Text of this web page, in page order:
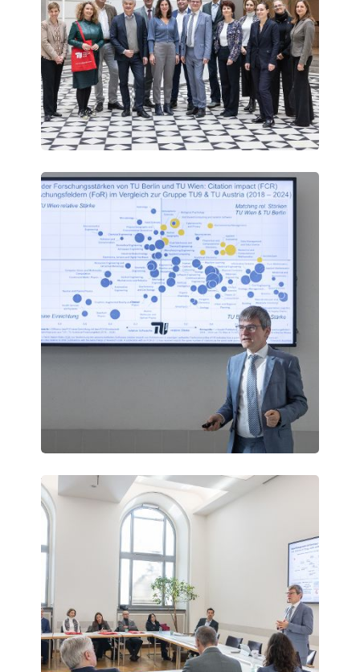
Vienna
Science
Days
Vienna
Science
Days